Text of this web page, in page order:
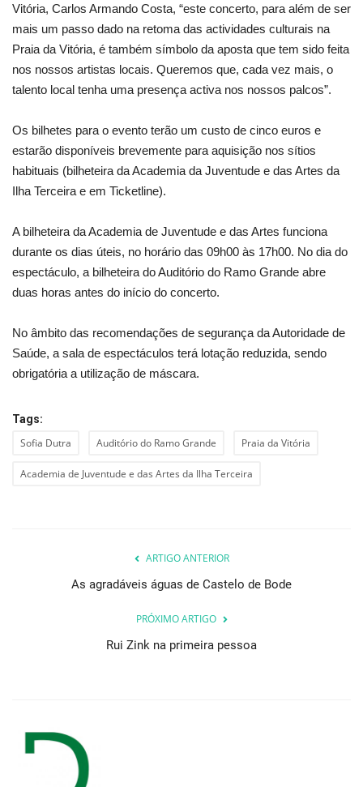
Vitória, Carlos Armando Costa, “este concerto, para além de ser
mais um passo dado na retoma das actividades culturais na
Praia da Vitória, é também símbolo da aposta que tem sido feita
nos nossos artistas locais. Queremos que, cada vez mais, o
talento local tenha uma presença activa nos nossos palcos”.
Os bilhetes para o evento terão um custo de cinco euros e
estarão disponíveis brevemente para aquisição nos sítios
habituais (bilheteira da Academia da Juventude e das Artes da
Ilha Terceira e em Ticketline).
A bilheteira da Academia de Juventude e das Artes funciona
durante os dias úteis, no horário das 09h00 às 17h00. No dia do
espectáculo, a bilheteira do Auditório do Ramo Grande abre
duas horas antes do início do concerto.
No âmbito das recomendações de segurança da Autoridade de
Saúde, a sala de espectáculos terá lotação reduzida, sendo
obrigatória a utilização de máscara.
Tags:
Sofia Dutra Auditório do Ramo Grande Praia da Vitória
Academia de Juventude e das Artes da Ilha Terceira
ARTIGO ANTERIOR
As agradáveis águas de Castelo de Bode
PRÓXIMO ARTIGO
Rui Zink na primeira pessoa